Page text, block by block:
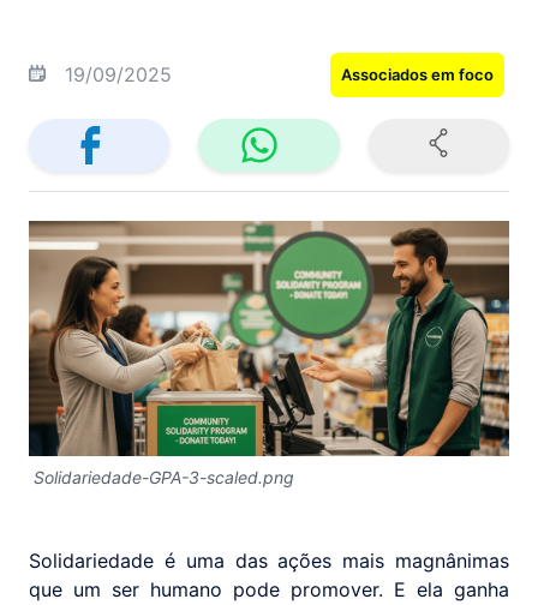
19/09/2025 Associados em foco
Solidariedade-GPA-3-scaled.png
Solidariedade é uma das ações mais magnânimas
que um ser humano pode promover. E ela ganha